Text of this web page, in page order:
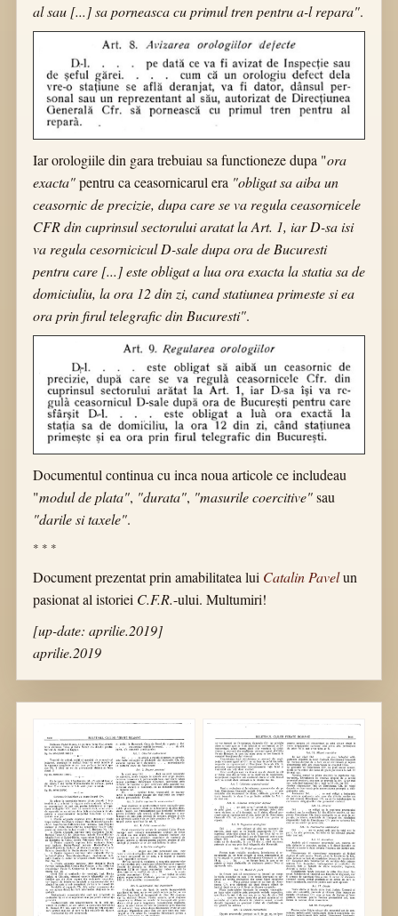
al sau [...] sa porneasca cu primul tren pentru a-l repara".
Iar orologiile din gara trebuiau sa functioneze dupa "ora
exacta"pentru ca ceasornicarul era "obligat sa aiba un
ceasornic de precizie, dupa care se va regula ceasornicele
CFR din cuprinsul sectorului aratat la Art. 1, iar D-sa isi
va regula cesornicicul D-sale dupa ora de Bucuresti
pentru care [...] este obligat a lua ora exacta la statia sa de
domiciuliu, la ora 12 din zi, cand statiunea primeste si ea
ora prin firul telegrafic din Bucuresti".
Documentul continua cu inca noua articole ce includeau
"modul de plata", "durata", "masurile coercitive"sau
"darile si taxele".
* * *
Document prezentat prin amabilitatea lui Catalin Pavelun
pasionat al istoriei C.F.R.-ului. Multumiri!
[up-date: aprilie.2019]
aprilie.2019